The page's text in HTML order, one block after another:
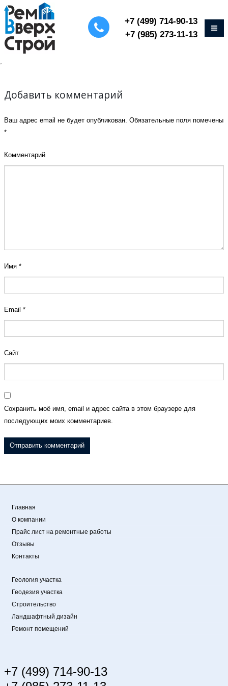
+7 (499) 714-90-13
+7 (985) 273-11-13
,
Добавить комментарий
Ваш адрес email не будет опубликован. Обязательные поля помечены
*
Комментарий
Имя *
Email *
Сайт
Сохранить моё имя, email и адрес сайта в этом браузере для
последующих моих комментариев.
Главная
О компании
Прайс лист на ремонтные работы
Отзывы
Контакты
Геология участка
Геодезия участка
Строительство
Ландшафтный дизайн
Ремонт помещений
+7 (499) 714-90-13